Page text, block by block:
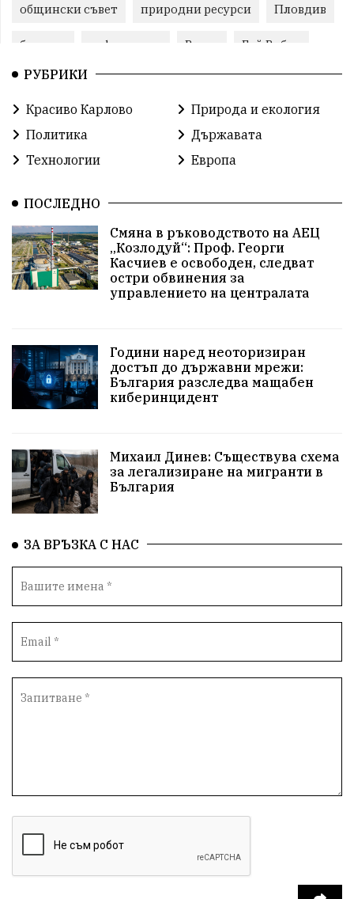
общински съвет природни ресурси Пловдив
бюджет референдум Русия Бай Рибан
Изкуственият интелект
гражданска позиция младежи празник
Народно събрание справедливост
дух сметища
енергия родолюбие Родина Свобода
природа пътища евро закон
история с.Неофит Рилски Култура
правителство народ Турция
нападение адвокат арест сила филм
партия Величие
дрон Албания Израел
незаконно строителство
нов завод
васил левски земеделци мозък пшеница
беззаконията в Летница
РУБРИКИ
Красиво Карлово
Природа и екология
Политика
Държавата
Технологии
Европа
ПОСЛЕДНО
Смяна в ръководството на АЕЦ
„Козлодуй“: Проф. Георги
Касчиев е освободен, следват
остри обвинения за
управлението на централата
Години наред неоторизиран
достъп до държавни мрежи:
България разследва мащабен
киберинцидент
Михаил Динев: Съществува схема
за легализиране на мигранти в
България
ЗА ВРЪЗКА С НАС